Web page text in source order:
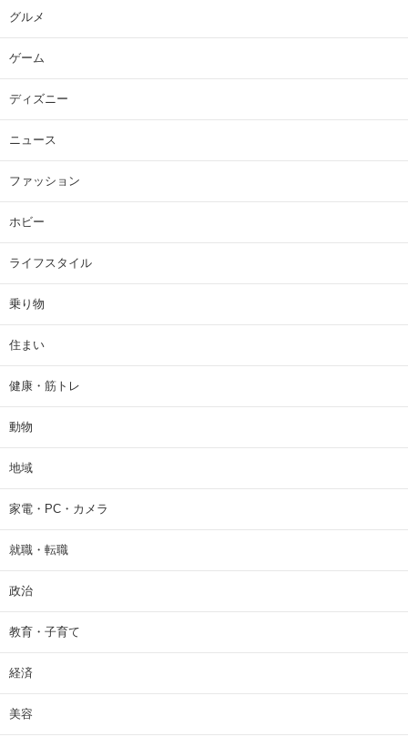
グルメ
ゲーム
ディズニー
ニュース
ファッション
ホビー
ライフスタイル
乗り物
住まい
健康・筋トレ
動物
地域
家電・PC・カメラ
就職・転職
政治
教育・子育て
経済
美容